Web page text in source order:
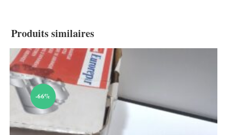
Produits similaires
-66%